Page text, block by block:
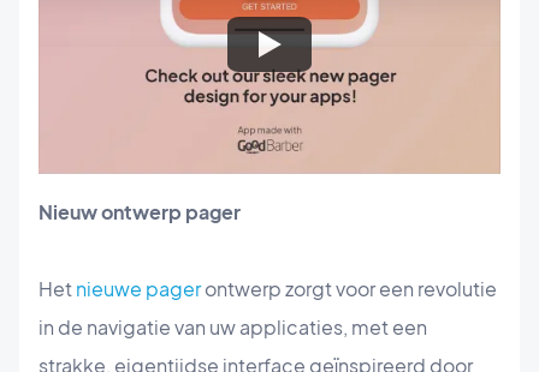
Nieuw ontwerp pager
Hetnieuwe pagerontwerp zorgt voor een revolutie
in de navigatie van uw applicaties, met een
strakke, eigentijdse interface geïnspireerd door